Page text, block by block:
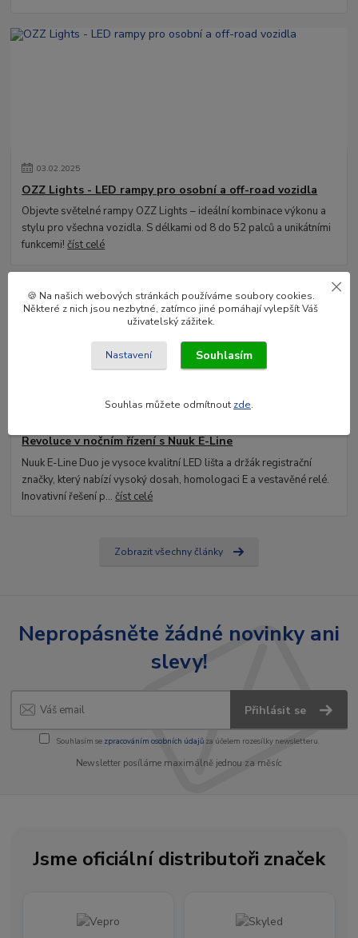
03.02.2025
OZZ Lights - LED rampy pro osobní a off-road vozidla
Objevte světelné rampy OZZ Lights – ideální kombinace výkonu a
stylu pro všechna vozidla. S délkami od 8 do 52 palců a unikátními
funkcemi!číst celé
Revoluce v nočním řízení s Nuuk E-Line
Nuuk E-Line Duo je vysoce kvalitní LED lišta a držák registrační
značky, který nabízí vysoký dosah, homologaci E a vestavěné relé.
Inovativní řešení p...číst celé
Zobrazit všechny články
Nepropásněte žádné novinky ani
slevy!
Přihlásit se
Souhlasím se zpracováním osobních údajůza účelem rozesílky newsletteru.
Newsletter posíláme maximálně jednou za měsíc
Jsme oficiální distributoři značek
🍪 Na našich webových stránkách používáme soubory cookies.
Některé z nich jsou nezbytné, zatímco jiné pomáhají vylepšít Váš
uživatelský zážitek.
Nastavení Souhlasím
Souhlas můžete odmítnout zde.